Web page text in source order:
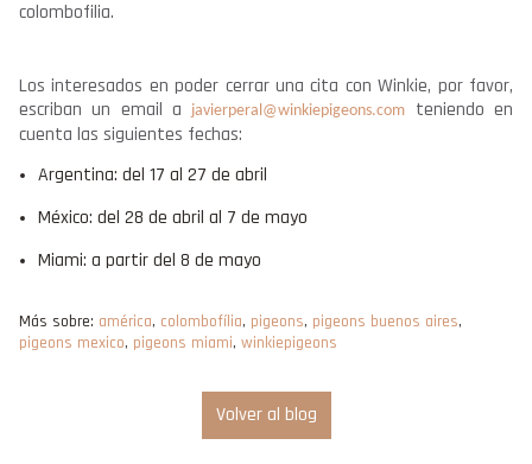
colombofilia.
Los interesados en poder cerrar una cita con Winkie, por favor,
escriban un email a
javierperal@winkiepigeons.com
teniendo en
cuenta las siguientes fechas:
Argentina: del 17 al 27 de abril
México: del 28 de abril al 7 de mayo
Miami: a partir del 8 de mayo
Más sobre: américa, colombofília, pigeons, pigeons buenos aires,
pigeons mexico, pigeons miami, winkiepigeons
Volver al blog